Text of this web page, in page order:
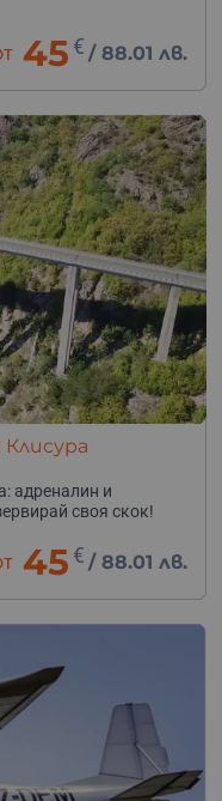
45 € /88.01 лв.
адреналин и
своя скок!
45 € / 88.01 лв.